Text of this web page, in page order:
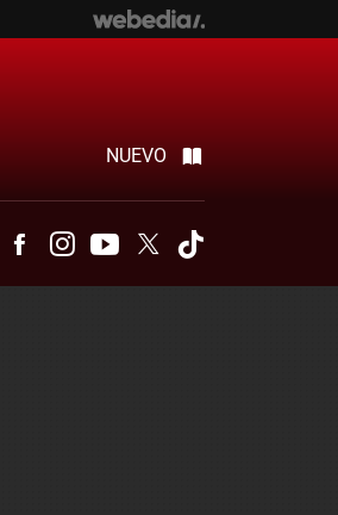
NUEVO
TelegramFacebookInstagramYoutubeTwitter